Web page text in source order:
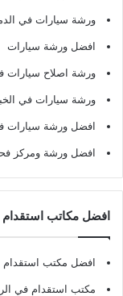
ورشة سيارات في
افضل ورشة سيارات
ورشة اصلاح سيارات
ورشة سيارات في
افضل ورشة سيارات
افضل ورشة ومركز
افضل مكاتب استقدام
افضل مكتب استقدام
مكتب استقدام في